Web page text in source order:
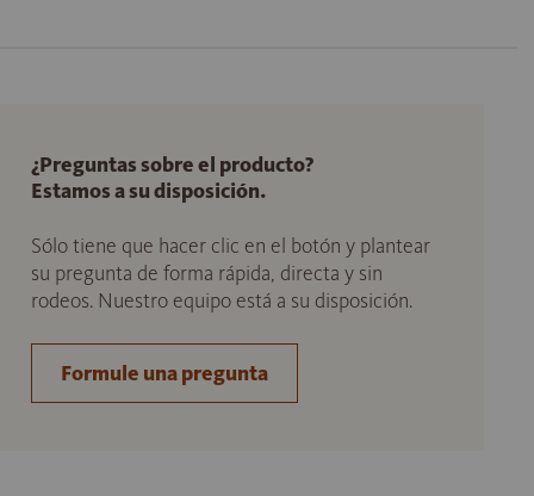
¿Preguntas sobre el producto?
Estamos a su disposición.
Sólo tiene que hacer clic en el botón y plantear
su pregunta de forma rápida, directa y sin
rodeos. Nuestro equipo está a su disposición.
Formule una pregunta